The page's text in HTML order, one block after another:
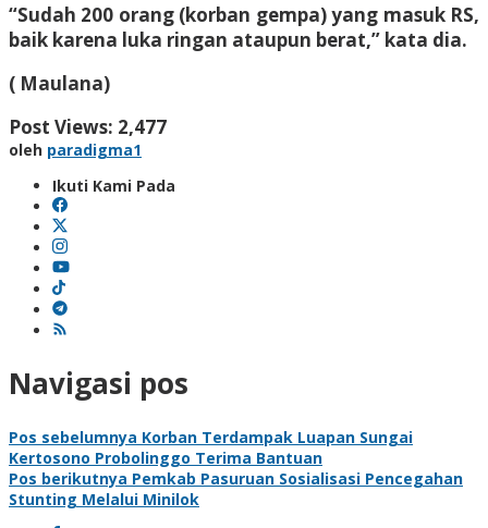
“Sudah 200 orang (korban gempa) yang masuk RS,
baik karena luka ringan ataupun berat,” kata dia.
( Maulana)
Post Views: 2,477
oleh paradigma1
Ikuti Kami Pada
Navigasi pos
Pos sebelumnya Korban Terdampak Luapan Sungai
Kertosono Probolinggo Terima Bantuan
Pos berikutnya Pemkab Pasuruan Sosialisasi Pencegahan
Stunting Melalui Minilok